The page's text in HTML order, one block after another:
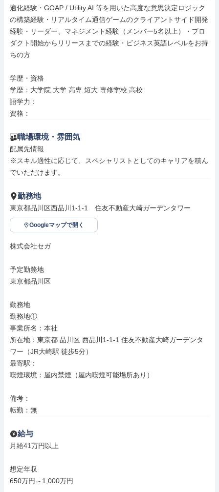
適化経験・GOAP / Utility AI 等を用いた高度な意思決定ロジック
の構築経験・リアルタイム通信ゲームのクライアントサイド開発
経験・リーダー、マネジメント経験（メンバー5名以上）・プロ
ダクト開始からリリースまでの経験・ビジネス英語レベルをお持
ちの方
学歴・資格
学歴：大学院 大学 高専 短大 専修学校 高校
語学力：
資格：
職場環境・雰囲気
配属先情報
※スキル適性に応じて、スペシャリストとしてのキャリアを積ん
でいただけます。
勤務地
東京都品川区西品川1-1-1　住友不動産大崎ガーデンタワー
Googleマップで開く
株式会社セガ
予定勤務地
東京都品川区
勤務地
勤務地①
事業所名：本社
所在地：東京都 品川区 西品川1-1-1 住友不動産大崎ガーデンタ
ワー（JR大崎駅 徒歩5分）
最寄駅：
喫煙環境：屋内禁煙（屋内喫煙可能場所あり）
備考：
転勤：無
給与
月給41万円以上
想定年収
650万円～1,000万円